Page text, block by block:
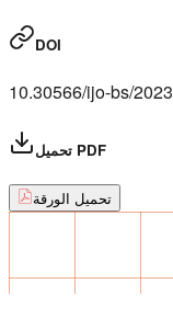
DOI
10.30566/ijo-bs/
تحميل PDF
تحميل الورقة